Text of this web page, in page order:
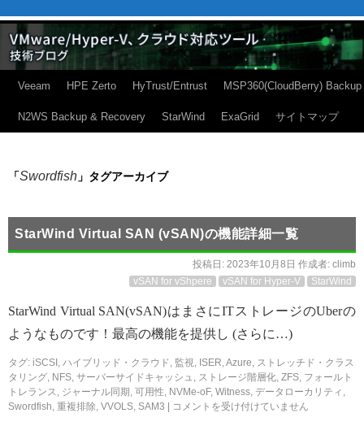
Veeam HPE Zerto HyTrust/Entrust MSP360(CloudBerry) Backup
N2WS Backup & Recovery StarWind ExaGrid サイトマップ
「Swordfish 」タグアーカイブ
StarWind Virtual SAN (vSAN)の機能詳細一覧
投稿日: 2023年10月8日 作成者: climb
vSAN for vShpere
vSAN for Hyper-V StarWind
StarWind Virtual SAN(vSAN)はまさにITストレージのUberの
ようなものです！最高の機能を提供し (さらに…)
タグ: iSCSI , ハイブリッド・クラウド, 監視, ISER,Azure, ストレッチド・クラス
タリング, NFS, サーバーサイドキャッシュ , ストレージ階層化, ZFS, フォールト
トレランス, ジャーナル同期 , 可用性, NVMe-oF, Witness, データローカリティ ,
Swordfish, 重複排除, VVOLS, SAM3 コメントを受け付けていません